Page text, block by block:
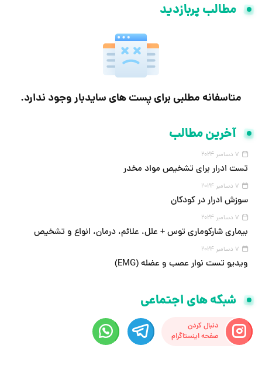
مطالب پربازدید
متاسفانه مطلبی برای پست های سایدبار وجود ندارد.
آخرین مطالب
7 دسامبر 2024
تست ادرار برای تشخیص مواد مخدر
7 دسامبر 2024
سوزش ادرار در کودکان
7 دسامبر 2024
بیماری شارکوماری توس + علل، علائم، درمان، انواع و تشخیص
7 دسامبر 2024
ویدیو تست نوار عصب و عضله (EMG)
شبکه های اجتماعی
دنبال کردن
صفحه اینستاگرام